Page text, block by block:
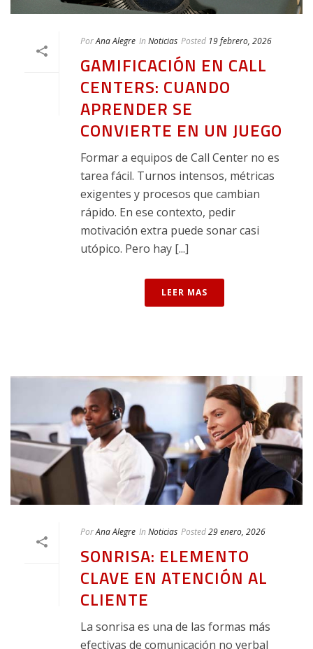
PorAna Alegre In Noticias Posted 19 febrero, 2026
GAMIFICACIÓN EN CALL
CENTERS: CUANDO
APRENDER SE
CONVIERTE EN UN JUEGO
Formar a equipos de Call Center no es
tarea fácil. Turnos intensos, métricas
exigentes y procesos que cambian
rápido. En ese contexto, pedir
motivación extra puede sonar casi
utópico. Pero hay [...]
LEER MAS
PorAna Alegre In Noticias Posted29 enero, 2026
SONRISA: ELEMENTO
CLAVE EN ATENCIÓN AL
CLIENTE
La sonrisa es una de las formas más
efectivas de comunicación no verbal